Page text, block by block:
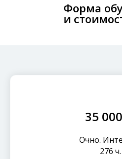
Форма
и
35
Очно.
276 ч.